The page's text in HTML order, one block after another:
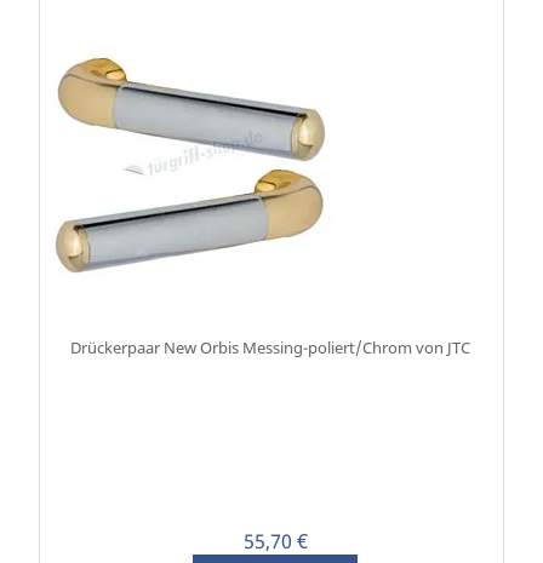
Drückerpaar New Orbis Messing-poliert/Chrom von JTC
55,70 €